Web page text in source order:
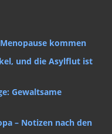
kommen
und die Asylflut ist
Gewaltsame
– Notizen nach den